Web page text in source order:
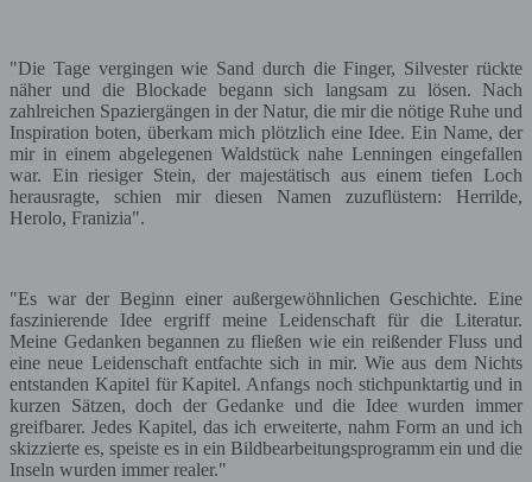
"Die Tage vergingen wie Sand durch die Finger, Silvester rückte
näher und die Blockade begann sich langsam zu lösen. Nach
zahlreichen Spaziergängen in der Natur, die mir die nötige Ruhe und
Inspiration boten, überkam mich plötzlich eine Idee. Ein Name, der
mir in einem abgelegenen Waldstück nahe Lenningen eingefallen
war. Ein riesiger Stein, der majestätisch aus einem tiefen Loch
herausragte, schien mir diesen Namen zuzuflüstern: Herrilde,
Herolo, Franizia".
"Es war der Beginn einer außergewöhnlichen Geschichte. Eine
faszinierende Idee ergriff meine Leidenschaft für die Literatur.
Meine Gedanken begannen zu fließen wie ein reißender Fluss und
eine neue Leidenschaft entfachte sich in mir. Wie aus dem Nichts
entstanden Kapitel für Kapitel. Anfangs noch stichpunktartig und in
kurzen Sätzen, doch der Gedanke und die Idee wurden immer
greifbarer. Jedes Kapitel, das ich erweiterte, nahm Form an und ich
skizzierte es, speiste es in ein Bildbearbeitungsprogramm ein und die
Inseln wurden immer realer."